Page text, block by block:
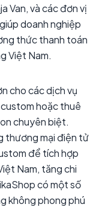
Van, và các đơn vị
doanh nghiệp
thức thanh toán
Việt Nam.
cho các dịch vụ
hoặc thuê
chuyên biệt.
thương mại điện tử
để tích hợp
Nam, tăng chi
có một số
không phong phú